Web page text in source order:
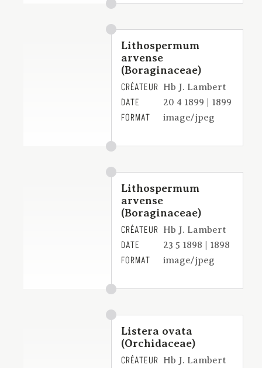
Lithospermum
arvense
(Boraginaceae)
CRÉATEUR Hb J. Lambert
DATE 20 4 1899 | 1899
FORMAT image/jpeg
Lithospermum
arvense
(Boraginaceae)
CRÉATEUR Hb J. Lambert
DATE 23 5 1898 | 1898
FORMAT image/jpeg
Listera ovata
(Orchidaceae)
CRÉATEUR Hb J. Lambert